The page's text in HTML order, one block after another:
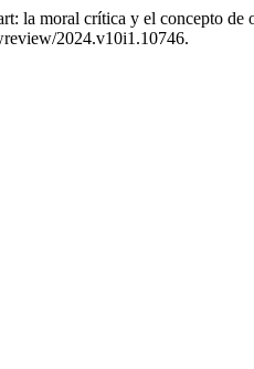
la moral crítica y el concepto
2024.v10i1.10746.